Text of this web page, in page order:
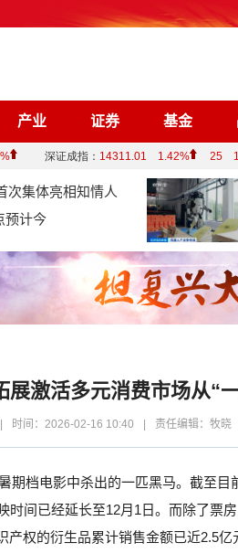
产业 证券 基金
综合
次集体亮相知情人
预计今
展激活多元消费市场从“
时间：2026-02-16 10:40 责任编辑：牧晓
期档电影中杀出的一匹黑马。截至
间已经延长至12月1日。而除了票
权的衍生品累计销售金额已近2.5亿